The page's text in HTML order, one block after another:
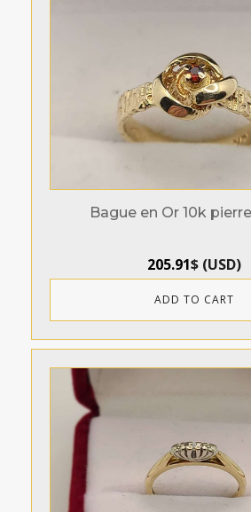
Bague en Or 10k
205.91$(USD)
ADD TO CART